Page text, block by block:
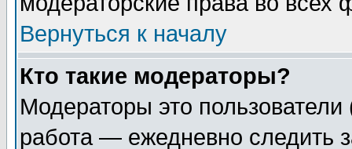
Вернуться к началу
Кто такие модераторы?
Модераторы это
работа — ежедневно следить